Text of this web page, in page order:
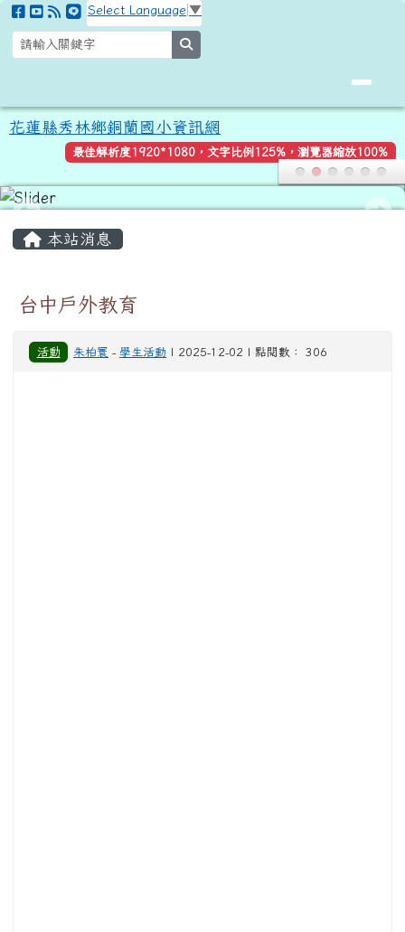
跳至主內容區
花蓮縣秀林鄉銅蘭國小資訊網
Select Language ▼
花蓮縣秀林鄉銅蘭國小資訊網
最佳解析度1920*1080，文字比例125%，瀏覽器縮放100%
本站消息
台中戶外教育
活動 朱柏寰 - 學生活動 | 2025-12-02 | 點閱數： 306